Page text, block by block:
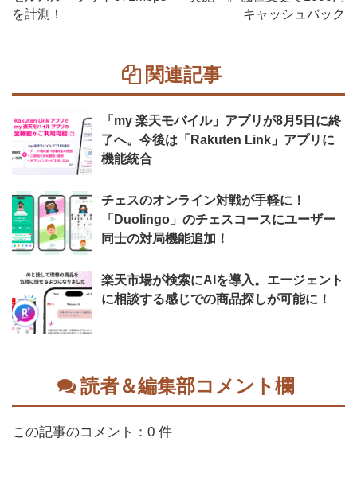
を計測！
キャッシュバック
関連記事
「my 楽天モバイル」アプリが8月5日に終
了へ。今後は「Rakuten Link」アプリに
機能統合
チェスのオンライン対戦が手軽に！
「Duolingo」のチェスコースにユーザー
同士の対局機能追加！
楽天市場が検索にAIを導入。エージェント
に相談する感じでの商品探しが可能に！
読者＆編集部コメント欄
この記事のコメント：0 件